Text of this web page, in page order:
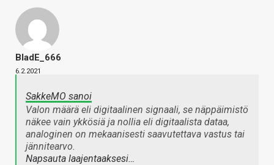
BladE_666
6.2.2021
SakkeMO sanoi
Valon määrä eli digitaalinen signaali, se näppäimistö
näkee vain ykkösiä ja nollia eli digitaalista dataa,
analoginen on mekaanisesti saavutettava vastus tai
jännitearvo.
Napsauta laajentaaksesi…